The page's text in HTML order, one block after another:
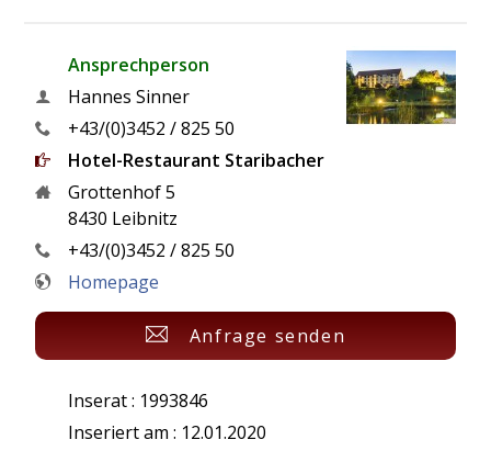
Ansprechperson
Hannes Sinner
+43/(0)3452 / 825 50
Hotel-Restaurant Staribacher
Grottenhof 5
8430 Leibnitz
+43/(0)3452 / 825 50
Homepage
Anfrage senden
Inserat : 1993846
Inseriert am : 12.01.2020